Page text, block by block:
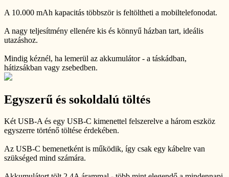
A 10.000 mAh kapacitás többször is feltöltheti a mobiltelefonodat.
A nagy teljesítmény ellenére kis és könnyű házban tart, ideális
utazáshoz.
Mindig kéznél, ha lemerül az akkumulátor - a táskádban,
hátizsákban vagy zsebedben.
Egyszerű és sokoldalú töltés
Két USB-A és egy USB-C kimenettel felszerelve a három eszköz
egyszerre történő töltése érdekében.
Az USB-C bemenetként is működik, így csak egy kábelre van
szükséged mind számára.